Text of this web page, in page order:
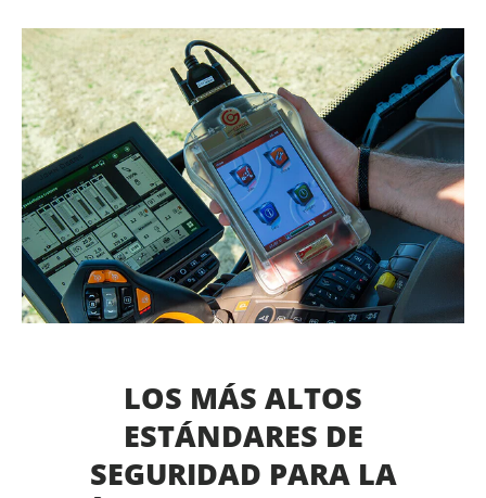
LOS MÁS ALTOS
ESTÁNDARES DE
SEGURIDAD PARA LA